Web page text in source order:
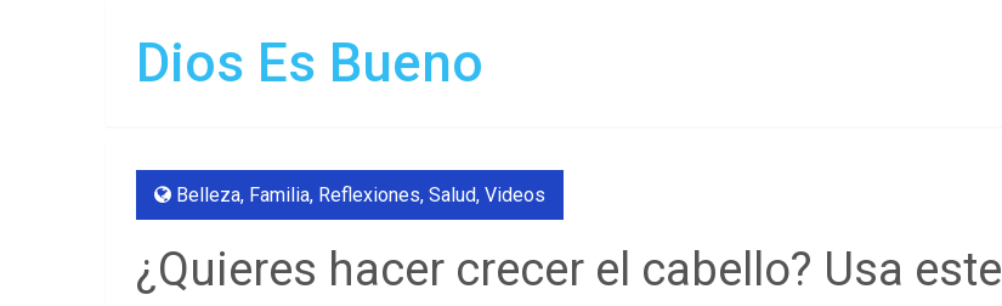
Dios Es Bueno
Belleza, Familia, Reflexiones, Salud, Videos
¿Quieres hacer crecer el cabello? Usa este